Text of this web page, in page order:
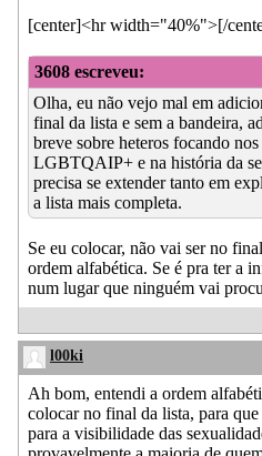
[center]<hr width="40%">[/
3608 escreveu:
Olha, eu não vejo mal em
final da lista e sem a bandeira,
breve sobre heteros focando
LGBTQAIP+ e na história da
precisa se extender tanto em
a lista mais completa.
Se eu colocar, não vai ser no
ordem alfabética. Se é pra ter a
num lugar que ninguém vai
l00ki
Ah bom, entendi a ordem
colocar no final da lista, para
para a visibilidade das